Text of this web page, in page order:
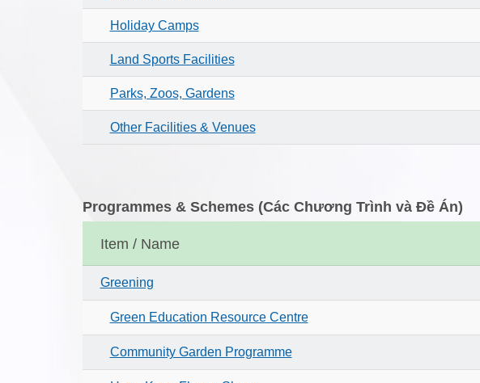
Holiday Camps
Land Sports Facilities
Parks, Zoos, Gardens
Other Facilities & Venues
Programmes & Schemes (Các Chương Trình và Đề Án)
Item / Name
Greening
Green Education Resource Centre
Community Garden Programme